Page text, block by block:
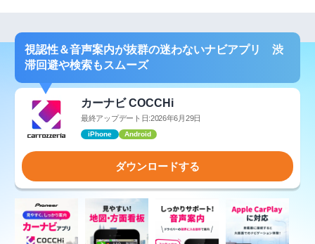
視認性＆音声案内が抜群の迷わないナビアプリ 渋
滞回避や検索もスムーズ
カーナビ COCCHi
最終アップデート日:2026年6月29日
iPhone Android
ダウンロードする